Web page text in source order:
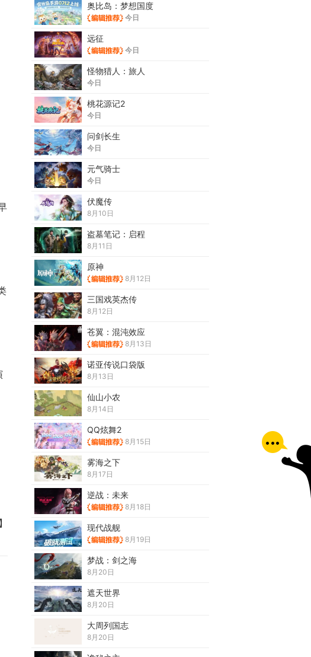
奥比岛：梦想国度
今日
远征
今日
怪物猎人：旅人
今日
桃花源记2
今日
问剑长生
今日
元气骑士
今日
伏魔传
8月10日
盗墓笔记：启程
8月11日
原神
8月12日
三国戏英杰传
8月12日
苍翼：混沌效应
8月13日
诺亚传说口袋版
8月13日
仙山小农
8月14日
QQ炫舞2
8月15日
雾海之下
8月17日
逆战：未来
8月18日
现代战舰
8月19日
梦战：剑之海
8月20日
遮天世界
8月20日
大周列国志
8月20日